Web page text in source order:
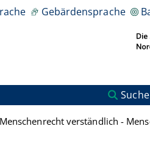
Gebärdensprache
Suche
Menschenrecht verständlich -